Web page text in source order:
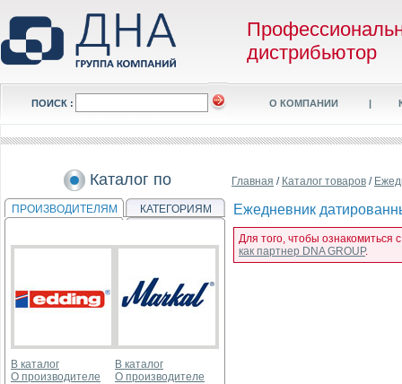
дистрибьютор
ПОИСК : О КОМПАНИИ |
Каталог по
ПРОИЗВОДИТЕЛЯМ КАТЕГОРИЯМ
В каталог
О производителе
В каталог
О производителе
Главная / Каталог товаров /
Ежедневник
Для того, чтобы
как партнер DNA GROUP.